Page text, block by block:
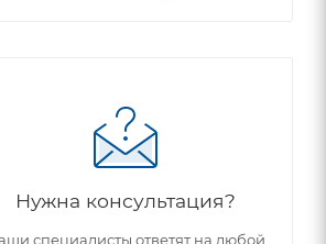
Нужна консультация?
специалисты ответят на любой